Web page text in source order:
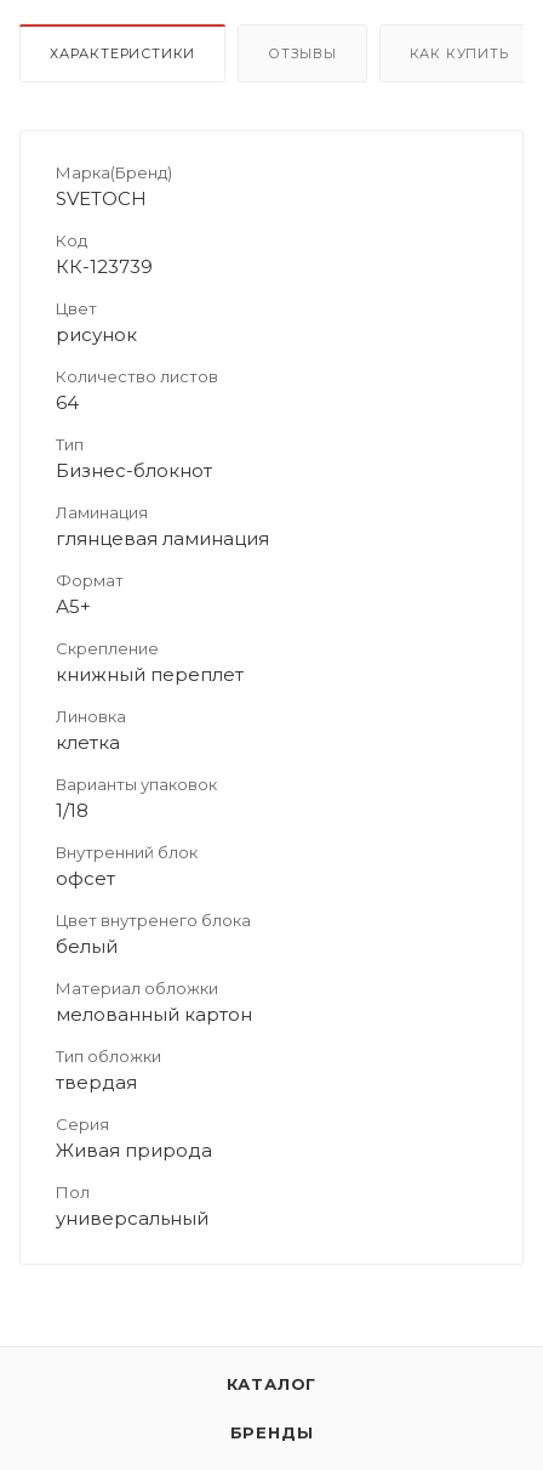
ХАРАКТЕРИСТИКИ ОТЗЫВЫ КАК КУПИТЬ
Марка(Бренд)
SVETOCH
Код
КК-123739
Цвет
рисунок
Количество листов
64
Тип
Бизнес-блокнот
Ламинация
глянцевая ламинация
Формат
А5+
Скрепление
книжный переплет
Линовка
клетка
Варианты упаковок
1/18
Внутренний блок
офсет
Цвет внутренего блока
белый
Материал обложки
мелованный картон
Тип обложки
твердая
Серия
Живая природа
Пол
универсальный
КАТАЛОГ
БРЕНДЫ